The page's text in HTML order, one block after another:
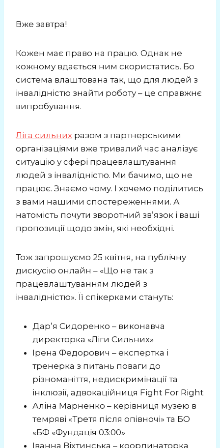
Вже завтра!
Кожен має право на працю. Однак не
кожному вдається ним скористатись. Бо
система влаштована так, що для людей з
інвалідністю знайти роботу – це справжнє
випробування.
Ліга сильних разом з партнерськими
організаціями вже тривалий час аналізує
ситуацію у сфері працевлаштування
людей з інвалідністю. Ми бачимо, що не
працює. Знаємо чому. І хочемо поділитись
з вами нашими спостереженнями. А
натомість почути зворотний зв’язок і ваші
пропозиції щодо змін, які необхідні.
Тож запрошуємо 25 квітня, на публічну
дискусію онлайн – «Що не так з
працевлаштуванням людей з
інвалідністю». Її спікерками стануть:
Дар’я Сидоренко – виконавча
директорка «Ліги Сильних»
Ірена Федорович – експертка і
тренерка з питань поваги до
різноманіття, недискримінації та
інклюзії, адвокаційниця Fight For Right
Аліна Марненко – керівниця музею в
темряві «Третя після опівночі» та БО
«БФ «Фундація 03:00»
Іванна Віхтинська – координаторка